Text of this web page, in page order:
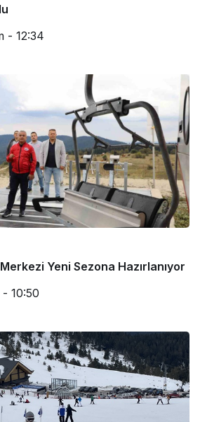
- 12:34
Yeni Sezona Hazırlanıyor
10:50